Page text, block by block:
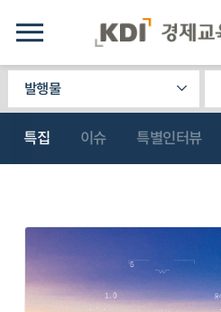
발행물
특집 이슈 특별인터뷰